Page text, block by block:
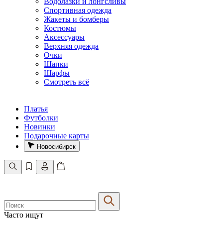
Спортивная одежда
Жакеты и бомберы
Костюмы
Аксессуары
Верхняя одежда
Очки
Шапки
Шарфы
Смотреть всё
Платья
Футболки
Новинки
Подарочные карты
Новосибирск
Часто ищут